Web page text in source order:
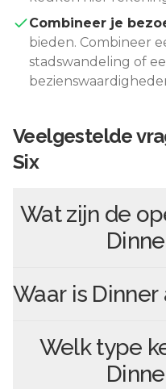
Combineer je
bieden. Combineer
stadswandeling of
Veelgestelde
Six
Wat zijn de
Waar is Dinner
Welk type